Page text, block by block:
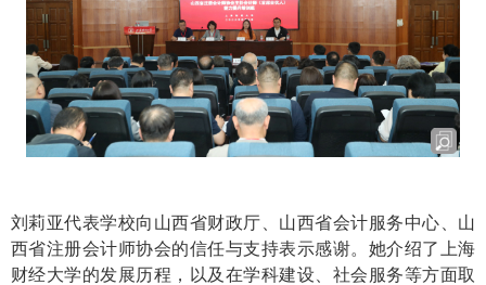
刘莉亚代表学校向山西省财政厅、山西省会计服务中心、山
西省注册会计师协会的信任与支持表示感谢。她介绍了上海
财经大学的发展历程，以及在学科建设、社会服务等方面取